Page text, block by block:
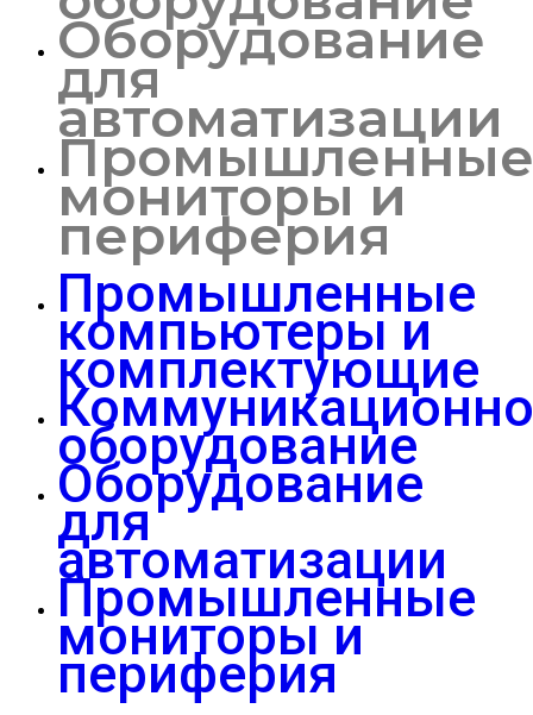
Оборудование
для
автоматизации
Промышленные
мониторы и
периферия
Промышленные
компьютеры и
комплектующие
оборудование
Оборудование
для
автоматизации
Промышленные
мониторы и
периферия